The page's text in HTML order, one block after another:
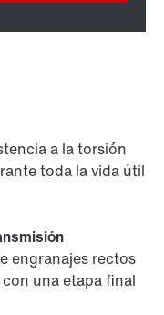
a la torsión
toda la vida útil
engranajes rectos
una etapa final